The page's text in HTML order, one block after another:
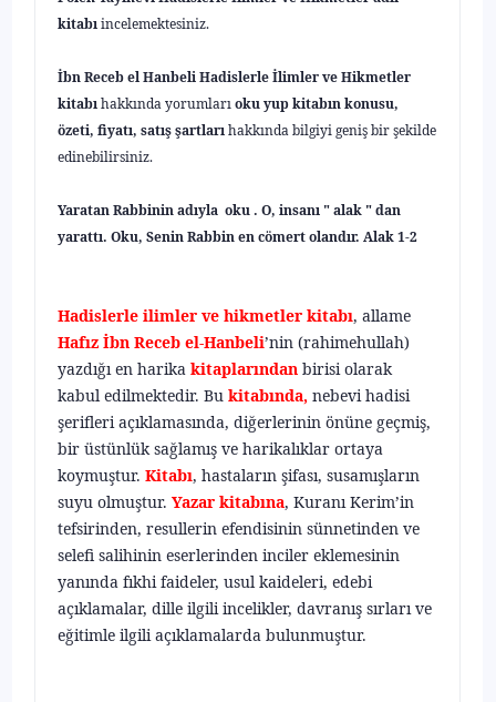
kitabıincelemektesiniz.
İbn Receb el Hanbeli Hadislerle İlimler ve Hikmetler
kitabıhakkında yorumlarıoku yup kitabın konusu,
özeti, fiyatı, satış şartlarıhakkında bilgiyi geniş bir şekilde
edinebilirsiniz.
Yaratan Rabbinin adıyla oku . O, insanı " alak " dan
yarattı. Oku, Senin Rabbin en cömert olandır. Alak 1-2
Hadislerle ilimler ve hikmetler kitabı, allame
Hafız İbn Receb el-Hanbeli’nin (rahimehullah)
yazdığı en harika kitaplarından birisi olarak
kabul edilmektedir. Bu kitabında, nebevi hadisi
şerifleri açıklamasında, diğerlerinin önüne geçmiş,
bir üstünlük sağlamış ve harikalıklar ortaya
koymuştur. Kitabı, hastaların şifası, susamışların
suyu olmuştur. Yazar kitabına, Kuranı Kerim’in
tefsirinden, resullerin efendisinin sünnetinden ve
selefi salihinin eserlerinden inciler eklemesinin
yanında fıkhi faideler, usul kaideleri, edebi
açıklamalar, dille ilgili incelikler, davranış sırları ve
eğitimle ilgili açıklamalarda bulunmuştur.